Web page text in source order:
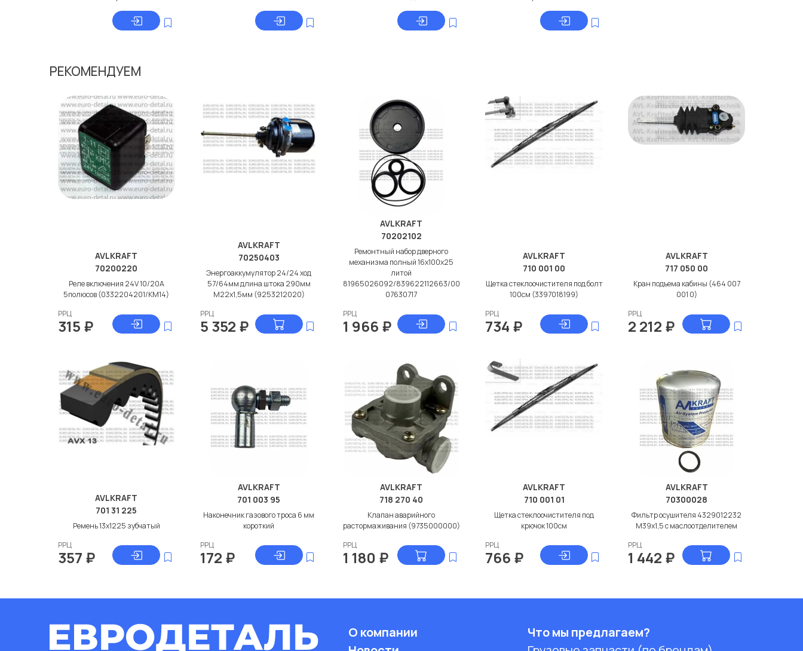
РЕКОМЕНДУЕМ
AVLKRAFT
70200220
Реле включения 24V 10/20A
5полюсов (0332204201/КМ14)
РРЦ
315 ₽
AVLKRAFT
70250403
Энергоаккумулятор 24/24 ход
57/64мм длина штока 290мм
M22x1,5мм (9253212020)
РРЦ
5 352 ₽
AVLKRAFT
70202102
Ремонтный набор дверного
механизма полный 16x100x25
литой
81965026092/839622112663/00
07630717
РРЦ
1 966 ₽
AVLKRAFT
710 001 00
Щетка стеклоочистителя под болт
100см (3397018199)
РРЦ
734 ₽
AVLKRAFT
717 050 00
Кран подъема кабины (464 007
001 0)
РРЦ
2 212 ₽
AVLKRAFT
701 31 225
Ремень 13x1225 зубчатый
РРЦ
357 ₽
AVLKRAFT
701 003 95
Наконечник газового троса 6 мм
короткий
РРЦ
172 ₽
AVLKRAFT
718 270 40
Клапан аварийного
растормаживания (9735000000)
РРЦ
1 180 ₽
AVLKRAFT
710 001 01
Щетка стеклоочистителя под
крючок 100см
РРЦ
766 ₽
AVLKRAFT
70300028
Фильтр осушителя 4329012232
M39x1,5 с маслоотделителем
РРЦ
1 442 ₽
О компании
Что мы предлагаем?